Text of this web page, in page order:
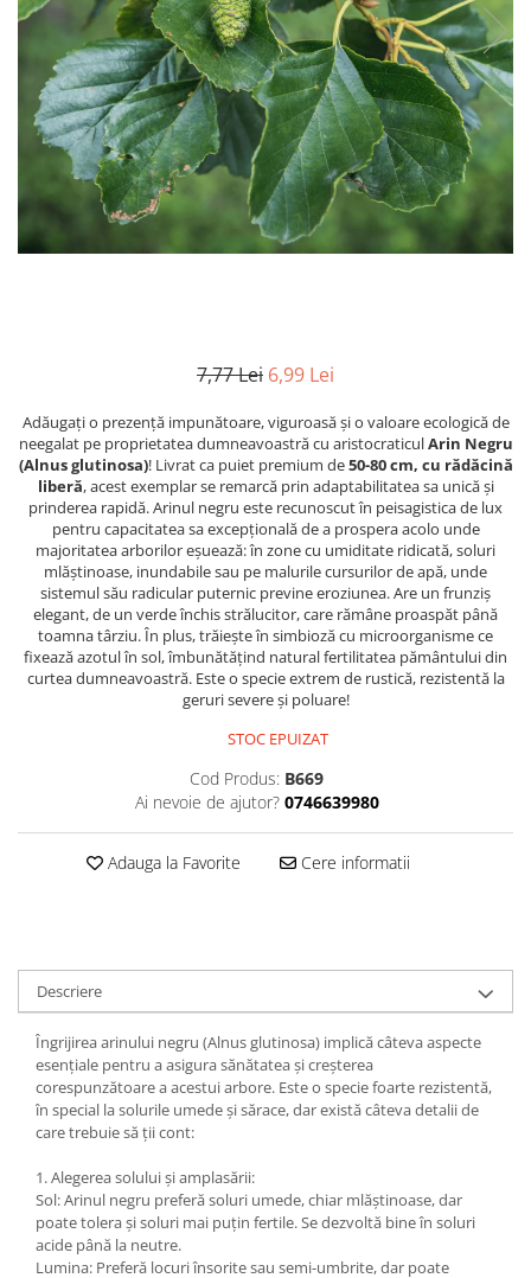
7,77 Lei 6,99 Lei
Adăugați o prezență impunătoare, viguroasă și o valoare ecologică de
neegalat pe proprietatea dumneavoastră cu aristocraticulArin Negru
(Alnus glutinosa)! Livrat ca puiet premium de50-80 cm, cu rădăcină
liberă, acest exemplar se remarcă prin adaptabilitatea sa unică și
prinderea rapidă. Arinul negru este recunoscut în peisagistica de lux
pentru capacitatea sa excepțională de a prospera acolo unde
majoritatea arborilor eșuează: în zone cu umiditate ridicată, soluri
mlăștinoase, inundabile sau pe malurile cursurilor de apă, unde
sistemul său radicular puternic previne eroziunea. Are un frunziș
elegant, de un verde închis strălucitor, care rămâne proaspăt până
toamna târziu. În plus, trăiește în simbioză cu microorganisme ce
fixează azotul în sol, îmbunătățind natural fertilitatea pământului din
curtea dumneavoastră. Este o specie extrem de rustică, rezistentă la
geruri severe și poluare!
STOC EPUIZAT
Cod Produs: B669
Ai nevoie de ajutor? 0746639980
Adauga la Favorite Cere informatii
Descriere
Îngrijirea arinului negru (Alnus glutinosa) implică câteva aspecte
esențiale pentru a asigura sănătatea și creșterea
corespunzătoare a acestui arbore. Este o specie foarte rezistentă,
în special la solurile umede și sărace, dar există câteva detalii de
care trebuie să ții cont:
1. Alegerea solului și amplasării:
Sol: Arinul negru preferă soluri umede, chiar mlăștinoase, dar
poate tolera și soluri mai puțin fertile. Se dezvoltă bine în soluri
acide până la neutre.
Lumina: Preferă locuri însorite sau semi-umbrite, dar poate